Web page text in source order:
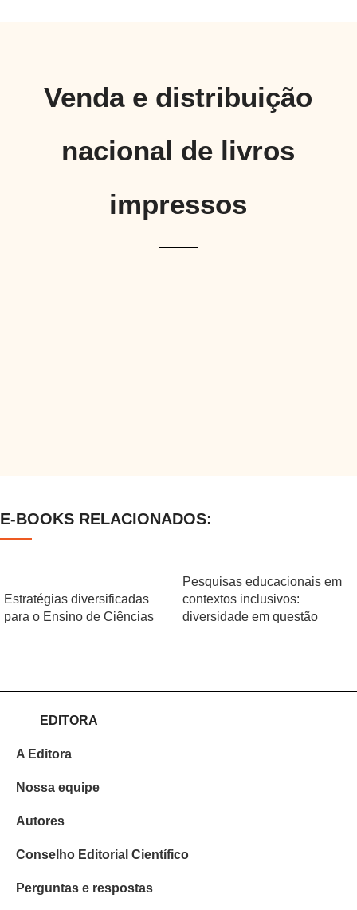
Venda e distribuição
nacional de livros
impressos
E-BOOKS RELACIONADOS:
Estratégias diversificadas
para o Ensino de Ciências
Pesquisas educacionais em
contextos inclusivos:
diversidade em questão
EDITORA
A Editora
Nossa equipe
Autores
Conselho Editorial Científico
Perguntas e respostas